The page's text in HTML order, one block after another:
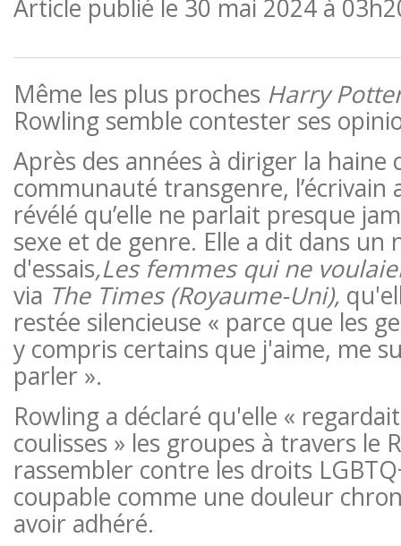
Article publié le 30 mai 2024 à
Même les plus prochesHarry
Rowling semble contester ses
Après des années à diriger la haine
communauté transgenre, l’écrivain
révélé qu’elle ne parlait presque
sexe et de genre. Elle a dit dans un
d'essais,Les femmes qui ne
via The Times (Royaume-Uni),
restée silencieuse « parce que les
y compris certains que j'aime, me
parler ».
Rowling a déclaré qu'elle «
coulisses » les groupes à travers le
rassembler contre les droits
coupable comme une douleur
avoir adhéré.